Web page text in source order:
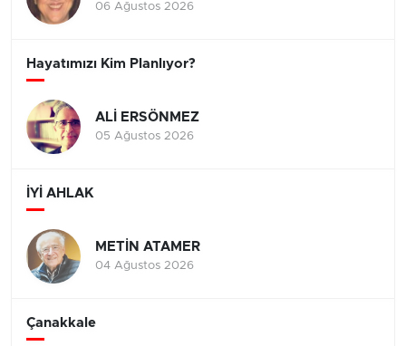
06 Ağustos 2026
Hayatımızı Kim Planlıyor?
ALİ ERSÖNMEZ
05 Ağustos 2026
İYİ AHLAK
METİN ATAMER
04 Ağustos 2026
Çanakkale